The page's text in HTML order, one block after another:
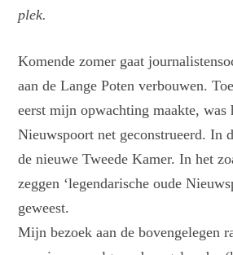
plek.
Komende zomer gaat
aan de Lange Poten verbouwen.
eerst mijn opwachting maakte, was
Nieuwspoort net geconstrueerd. In
de nieuwe Tweede Kamer. In het
zeggen ‘legendarische oude
geweest.
Mijn bezoek aan de bovengelegen